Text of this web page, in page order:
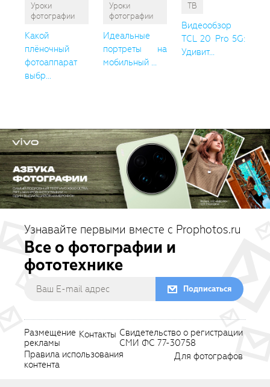
Уроки
фотографии
Какой
плёночный
фотоаппарат
выбр...
Уроки
фотографии
Идеальные
портреты на
мобильный ...
ТВ
Видеообзор
TCL 20 Pro 5G:
Удивит...
Узнавайте первыми вместе с Prophotos.ru
Все о фотографии и
фототехнике
Подписаться
Размещение
рекламы
Контакты Свидетельство о регистрации
СМИ ФС 77-30758
Правила использования
контента
Для фотографов